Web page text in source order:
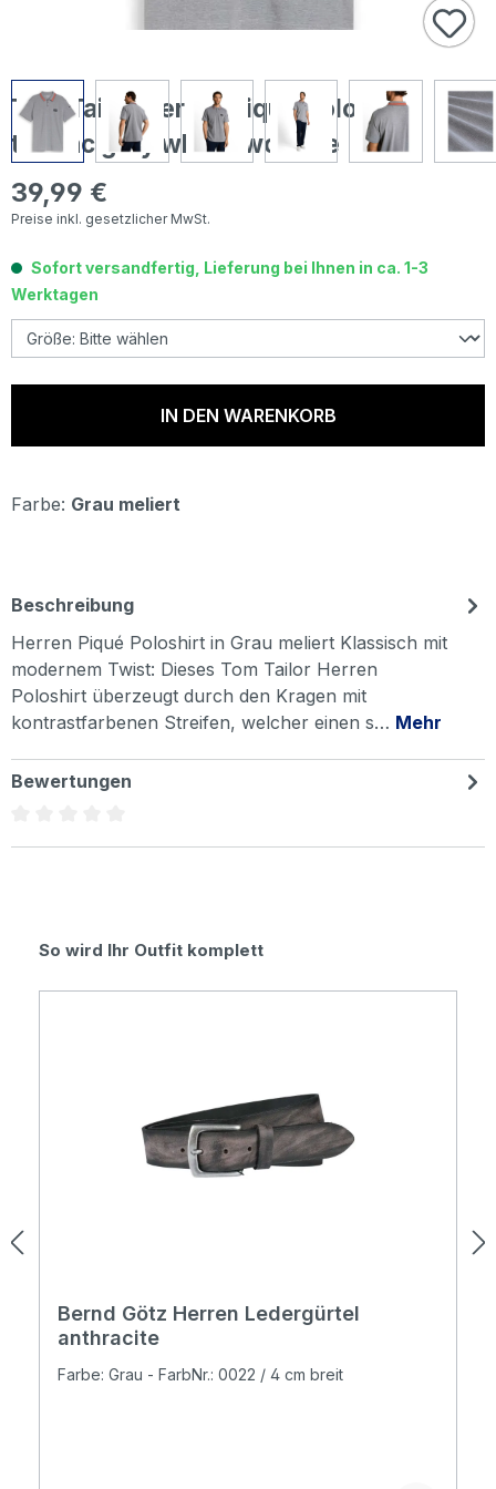
Tom Tailor Herren Piqué Poloshirt
tarmac grey white two tone
Regulärer Preis:
39,99 €
Preise inkl. gesetzlicher MwSt.
Sofort versandfertig, Lieferung bei Ihnen in ca. 1-3
Werktagen
IN DEN WARENKORB
Farbe: Grau meliert
Beschreibung
Herren Piqué Poloshirt in Grau meliert Klassisch mit
modernem Twist: Dieses Tom Tailor Herren
Poloshirt überzeugt durch den Kragen mit
kontrastfarbenen Streifen, welcher einen s… Mehr
Bewertungen
Produktgalerie überspringen
So wird Ihr Outfit komplett
Bernd Götz Herren Ledergürtel
anthracite
Farbe: Grau - FarbNr.: 0022 / 4 cm breit